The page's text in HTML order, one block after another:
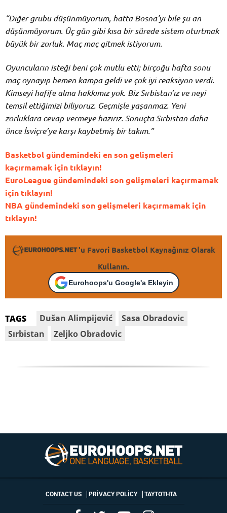
“Diğer grubu düşünmüyorum, hatta Bosna’yı bile şu an
düşünmüyorum. Üç gün gibi kısa bir sürede sistem oturtmak
büyük bir zorluk. Maç maç gitmek istiyorum.
Oyuncuların isteği beni çok mutlu etti; birçoğu hafta sonu
maç oynayıp hemen kampa geldi ve çok iyi reaksiyon verdi.
Kimseyi hafife alma hakkımız yok. Biz Sırbistan’ız ve neyi
temsil ettiğimizi biliyoruz. Geçmişle yaşanmaz. Yeni
zorluklara cevap vermeye hazırız. Sonuçta Sırbistan daha
önce İsviçre’ye karşı kaybetmiş bir takım.”
Basketbol gündemindeki en son gelişmeleri
kaçırmamak için tıklayın!
EuroLeague gündemindeki son gelişmeleri kaçırmamak
için tıklayın!
NBA gündemindeki son gelişmeleri kaçırmamak için
tıklayın!
'u Favori Basketbol Kaynağınız Olarak
Kullanın.
Eurohoops'u Google'a Ekleyin
TAGS Dušan Alimpijević
Sasa Obradovic
Sırbistan
Zeljko Obradovic
CONTACT US PRIVACY POLICY ΤΑΥΤΟΤΗΤΑ